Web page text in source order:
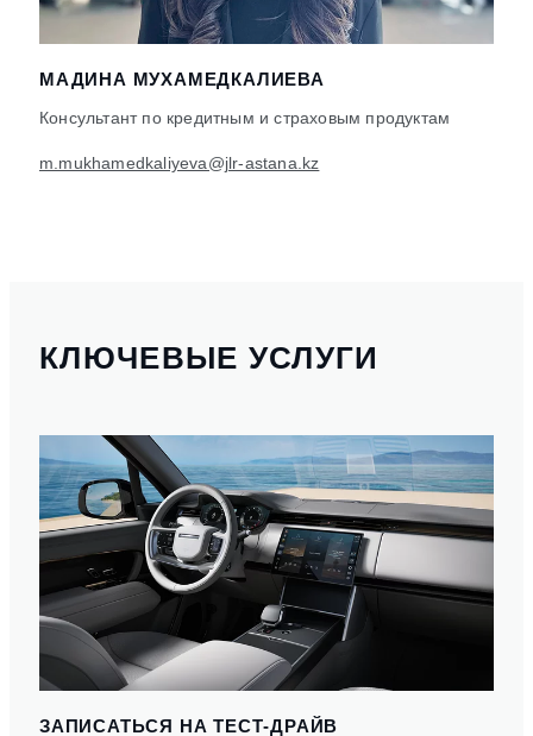
МАДИНА МУХАМЕДКАЛИЕВА
Консультант по кредитным и страховым продуктам
m.mukhamedkaliyeva@jlr-astana.kz
КЛЮЧЕВЫЕ УСЛУГИ
ЗАПИСАТЬСЯ НА ТЕСТ-ДРАЙВ